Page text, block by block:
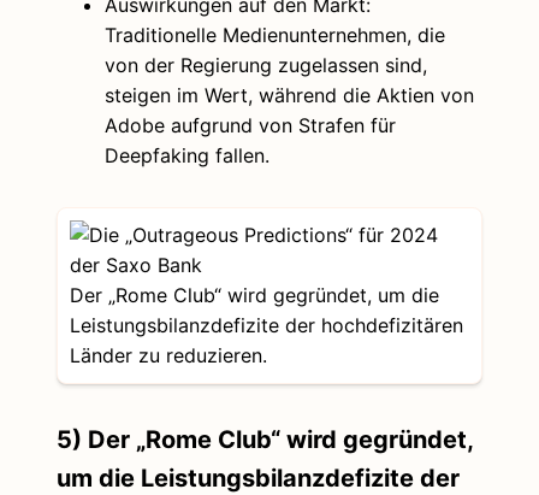
Auswirkungen auf den Markt:
Traditionelle Medienunternehmen, die
von der Regierung zugelassen sind,
steigen im Wert, während die Aktien von
Adobe aufgrund von Strafen für
Deepfaking fallen.
Der „Rome Club“ wird gegründet, um die
Leistungsbilanzdefizite der hochdefizitären
Länder zu reduzieren.
5) Der „Rome Club“ wird gegründet,
um die Leistungsbilanzdefizite der